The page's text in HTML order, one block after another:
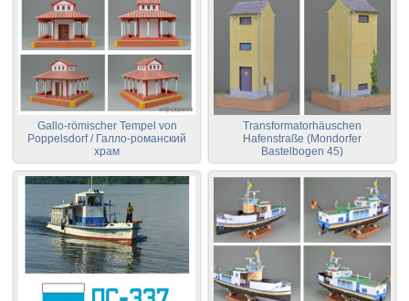
Gallo-römischer Tempel von
Poppelsdorf / Галло-романский
храм
Transformatorhäuschen
Hafenstraße (Mondorfer
Bastelbogen 45)